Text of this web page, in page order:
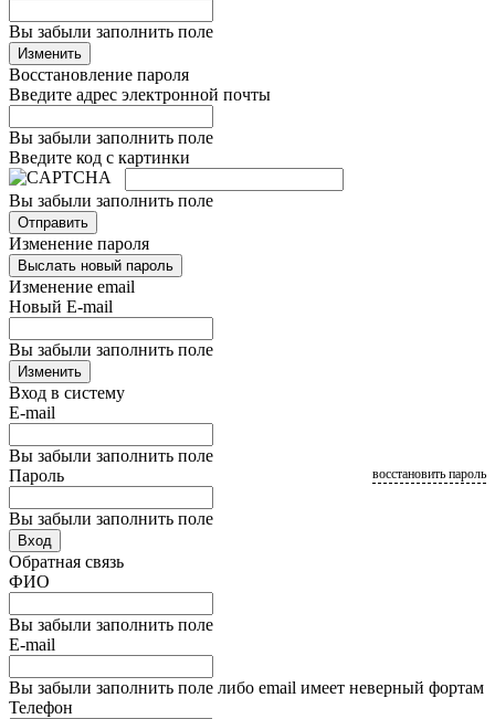
Вы забыли заполнить поле
Изменить
Восстановление пароля
Введите адрес электронной почты
Вы забыли заполнить поле
Введите код с картинки
Вы забыли заполнить поле
Отправить
Изменение пароля
Выслать новый пароль
Изменение email
Новый E-mail
Вы забыли заполнить поле
Изменить
Вход в систему
E-mail
Вы забыли заполнить поле
Пароль
Вы забыли заполнить поле
восстановить пароль
Вход
Обратная связь
ФИО
Вы забыли заполнить поле
E-mail
Вы забыли заполнить поле либо email имеет неверный фортам
Телефон